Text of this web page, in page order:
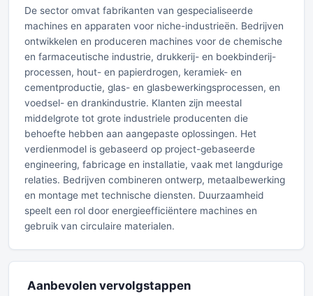
De sector omvat fabrikanten van gespecialiseerde
machines en apparaten voor niche-industrieën. Bedrijven
ontwikkelen en produceren machines voor de chemische
en farmaceutische industrie, drukkerij- en boekbinderij-
processen, hout- en papierdrogen, keramiek- en
cementproductie, glas- en glasbewerkingsprocessen, en
voedsel- en drankindustrie. Klanten zijn meestal
middelgrote tot grote industriele producenten die
behoefte hebben aan aangepaste oplossingen. Het
verdienmodel is gebaseerd op project-gebaseerde
engineering, fabricage en installatie, vaak met langdurige
relaties. Bedrijven combineren ontwerp, metaalbewerking
en montage met technische diensten. Duurzaamheid
speelt een rol door energieefficiëntere machines en
gebruik van circulaire materialen.
Aanbevolen vervolgstappen